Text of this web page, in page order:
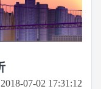
2018-07-02 17:31:12